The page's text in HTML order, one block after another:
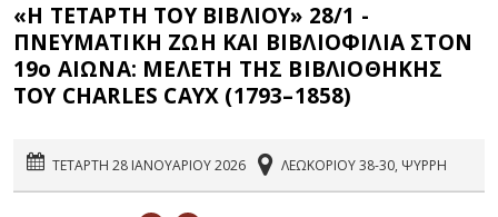
«Η ΤΕΤΑΡΤΗ ΤΟΥ ΒΙΒΛΙΟΥ» 28/1 -
ΠΝΕΥΜΑΤΙΚΗ ΖΩΗ ΚΑΙ ΒΙΒΛΙΟΦΙΛΙΑ ΣΤΟΝ
19ο ΑΙΩΝΑ: ΜΕΛΕΤΗ ΤΗΣ ΒΙΒΛΙΟΘΗΚΗΣ
ΤΟΥ CHARLES CAYX (1793–1858)
ΤΕΤΑΡΤΗ 28 ΙΑΝΟΥΑΡΙΟΥ 2026 ΛΕΩΚΟΡΙΟΥ 38-30, ΨΥΡΡΗ